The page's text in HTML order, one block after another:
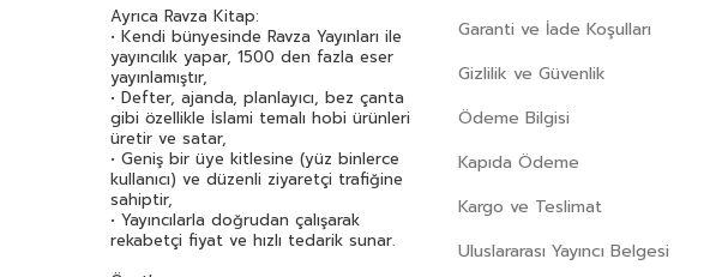
Ayrıca Ravza Kitap:
• Kendi bünyesinde Ravza Yayınları ile
yayıncılık yapar, 1500 den fazla eser
yayınlamıştır,
• Defter, ajanda, planlayıcı, bez çanta
gibi özellikle İslami temalı hobi ürünleri
üretir ve satar,
• Geniş bir üye kitlesine (yüz binlerce
kullanıcı) ve düzenli ziyaretçi trafiğine
sahiptir,
• Yayıncılarla doğrudan çalışarak
rekabetçi fiyat ve hızlı tedarik sunar.
Garanti ve İade Koşulları
Gizlilik ve Güvenlik
Ödeme Bilgisi
Kapıda Ödeme
Kargo ve Teslimat
Uluslararası Yayıncı Belgesi